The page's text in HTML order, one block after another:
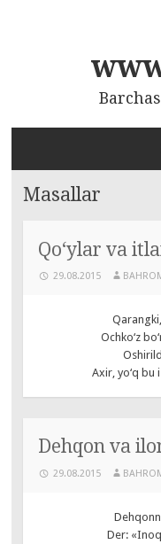
СОДЕРЖАНИЮ
Masallar
Qo‘ylar va
29.08.2015
Ochko‘z
Axir, yo‘q bu
Dehqon va
29.08.2015
Der: